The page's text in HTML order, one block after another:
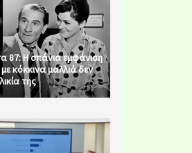
87: Η σπάνια εμφάνιση
κόκκινα μαλλιά δεν
της